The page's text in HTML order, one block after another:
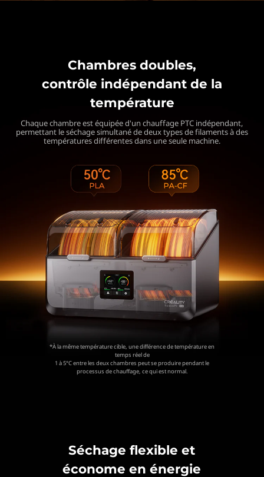
Chambres doubles,
contrôle indépendant de la
température
Chaque chambre est équipée d'un chauffage PTC indépendant,
permettant le séchage simultané de deux types de filaments àdes
températures différentes dans une seule machine.
*À la même température cible, une différence de température en
temps réel de
1 à 5°C entre les deux chambres peut se produire pendant le
processus de chauffage, ce qui est normal.
Séchage flexible et
économe en énergie